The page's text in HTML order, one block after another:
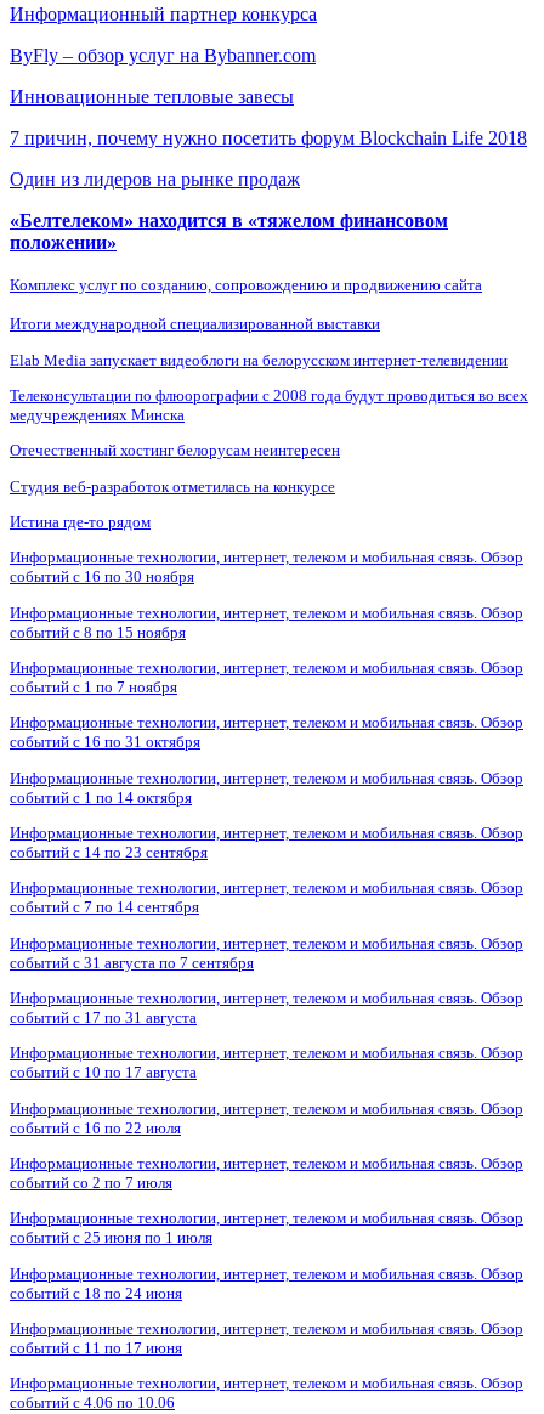
Информационный партнер конкурса
ByFly – обзор услуг на Bybanner.com
Инновационные тепловые завесы
7 причин, почему нужно посетить форум Blockchain Life 2018
Один из лидеров на рынке продаж
«Белтелеком» находится в «тяжелом финансовом
положении»
Комплекс услуг по созданию, сопровождению и продвижению сайта
Итоги международной специализированной выставки
Elab Media запускает видеоблоги на белорусском интернет-телевидении
Телеконсультации по флюорографии с 2008 года будут проводиться во всех
медучреждениях Минска
Отечественный хостинг белорусам неинтересен
Студия веб-разработок отметилась на конкурсе
Истина где-то рядом
Информационные технологии, интернет, телеком и мобильная связь. Обзор
событий с 16 по 30 ноября
Информационные технологии, интернет, телеком и мобильная связь. Обзор
событий с 8 по 15 ноября
Информационные технологии, интернет, телеком и мобильная связь. Обзор
событий с 1 по 7 ноября
Информационные технологии, интернет, телеком и мобильная связь. Обзор
событий с 16 по 31 октября
Информационные технологии, интернет, телеком и мобильная связь. Обзор
событий с 1 по 14 октября
Информационные технологии, интернет, телеком и мобильная связь. Обзор
событий с 14 по 23 сентября
Информационные технологии, интернет, телеком и мобильная связь. Обзор
событий с 7 по 14 сентября
Информационные технологии, интернет, телеком и мобильная связь. Обзор
событий с 31 августа по 7 сентября
Информационные технологии, интернет, телеком и мобильная связь. Обзор
событий с 17 по 31 августа
Информационные технологии, интернет, телеком и мобильная связь. Обзор
событий с 10 по 17 августа
Информационные технологии, интернет, телеком и мобильная связь. Обзор
событий с 16 по 22 июля
Информационные технологии, интернет, телеком и мобильная связь. Обзор
событий со 2 по 7 июля
Информационные технологии, интернет, телеком и мобильная связь. Обзор
событий с 25 июня по 1 июля
Информационные технологии, интернет, телеком и мобильная связь. Обзор
событий с 18 по 24 июня
Информационные технологии, интернет, телеком и мобильная связь. Обзор
событий с 11 по 17 июня
Информационные технологии, интернет, телеком и мобильная связь. Обзор
событий с 4.06 по 10.06